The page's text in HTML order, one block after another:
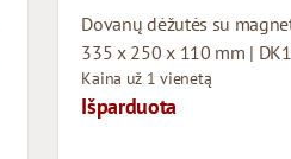
Dovanų dėžutės su
335 x 250 x 110 mm |
Kaina už 1 vienetą
Išparduota